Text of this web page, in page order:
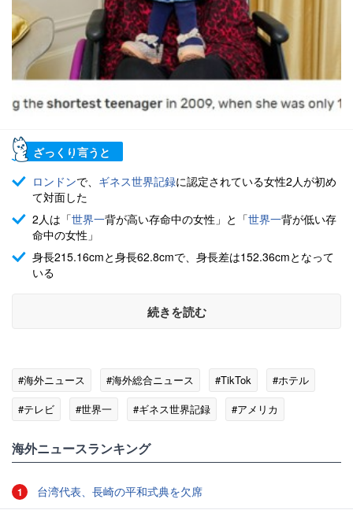
ざっくり言うと
ロンドンで、 ギネス世界記録に認定されている女性2人が初め
て対面した
2人は「世界一背が高い存命中の女性」と「世界一背が低い存
命中の女性」
身長215.16cmと身長62.8cmで、身長差は152.36cmとなって
いる
続きを読む
#海外ニュース #海外総合ニュース #TikTok
#ホテル
#テレビ
#世界一 #ギネス世界記録
#アメリカ
海外ニュースランキング
1 台湾代表、長崎の平和式典を欠席